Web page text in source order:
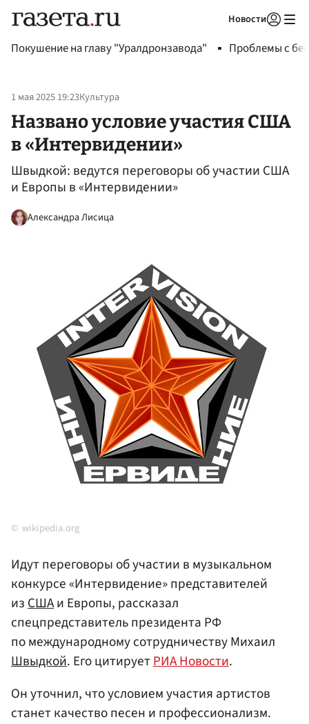
Новости
Покушение на главу "Уралдронзавода" Проблемы с
1 мая 2025 19:23Культура
Названо условие участия США
в «Интервидении»
Швыдкой: ведутся переговоры об участии США
и Европы в «Интервидении»
Александра Лисица
wikipedia.org
Идут переговоры об участии в музыкальном
конкурсе «Интервидение» представителей
изСШАи Европы, рассказал
спецпредставитель президента РФ
по международному сотрудничеству Михаил
Швыдкой. Его цитируетРИА Новости.
Он уточнил, что условием участия артистов
станет качество песен и профессионализм.